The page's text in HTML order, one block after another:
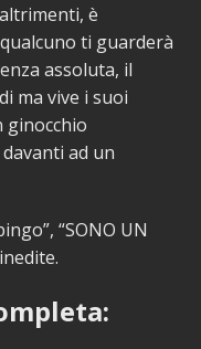
è
ti guarderà
assoluta, il
ma vive i suoi
ginocchio
ad un
“SONO UN